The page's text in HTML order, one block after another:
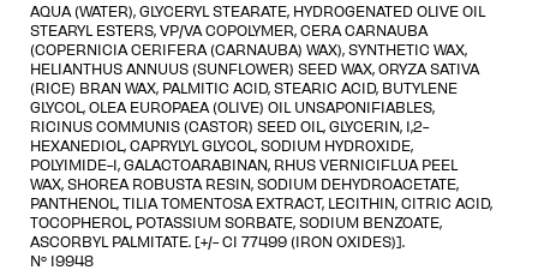
AQUA (WATER), GLYCERYL STEARATE, HYDROGENATED OLIVE OIL
STEARYL ESTERS, VP/VA COPOLYMER, CERA CARNAUBA
(COPERNICIA CERIFERA (CARNAUBA) WAX), SYNTHETIC WAX,
HELIANTHUS ANNUUS (SUNFLOWER) SEED WAX, ORYZA SATIVA
(RICE) BRAN WAX, PALMITIC ACID, STEARIC ACID, BUTYLENE
GLYCOL, OLEA EUROPAEA (OLIVE) OIL UNSAPONIFIABLES,
RICINUS COMMUNIS (CASTOR) SEED OIL, GLYCERIN, 1,2-
HEXANEDIOL, CAPRYLYL GLYCOL, SODIUM HYDROXIDE,
POLYIMIDE-1, GALACTOARABINAN, RHUS VERNICIFLUA PEEL
WAX, SHOREA ROBUSTA RESIN, SODIUM DEHYDROACETATE,
PANTHENOL, TILIA TOMENTOSA EXTRACT, LECITHIN, CITRIC ACID,
TOCOPHEROL, POTASSIUM SORBATE, SODIUM BENZOATE,
ASCORBYL PALMITATE. [+/- CI 77499 (IRON OXIDES)].
N° 19948